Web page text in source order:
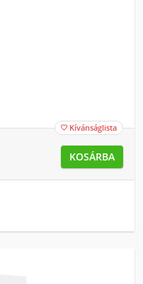
 Kívánságlista
KOSÁRBA